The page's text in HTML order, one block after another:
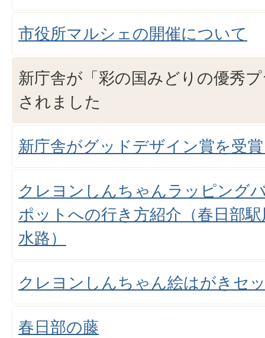
市役所マルシェの開催について
新庁舎が「彩の国みどりの優秀
されました
新庁舎がグッドデザイン賞を受
クレヨンしんちゃんラッピング
ポットへの行き方紹介（春日部
水路）
クレヨンしんちゃん絵はがきセ
春日部の藤